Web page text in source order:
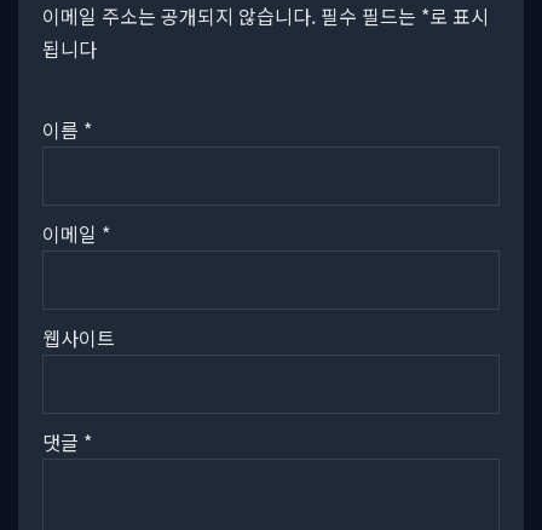
이메일 주소는 공개되지 않습니다. 필수 필드는 *로 표시
됩니다
이름 *
이메일 *
웹사이트
댓글 *